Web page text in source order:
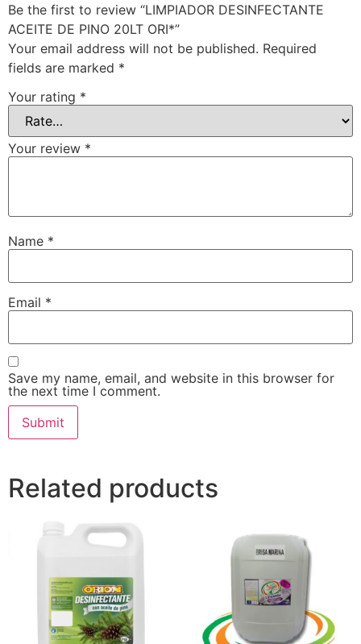
Be the first to review “LIMPIADOR DESINFECTANTE
ACEITE DE PINO 20LT ORI*”
Your email address will not be published. Required
fields are marked *
Your rating *
Your review *
Name *
Email *
Save my name, email, and website in this browser for
the next time I comment.
Related products